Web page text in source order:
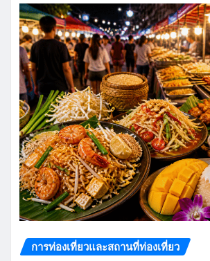
การท่องเที่ยวและสถานที่ท่องเที่ยว